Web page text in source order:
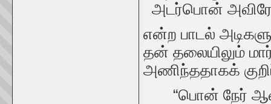
அடர்பொன்
என்ற பாடல்
தன் தலையிலும்
அணிந்ததாகக்
“பொன் நேர்